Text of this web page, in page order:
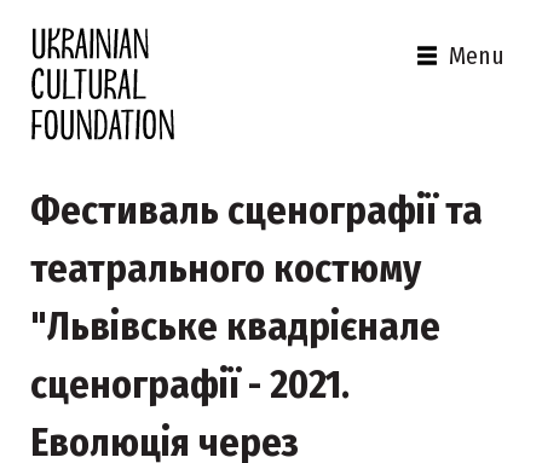
Menu
Фестиваль сценографії та
театрального костюму
"Львівське квадрієнале
сценографії - 2021.
Еволюція через